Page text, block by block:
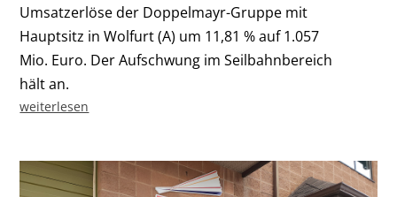
Umsatzerlöse der Doppelmayr-Gruppe mit
Hauptsitz in Wolfurt (A) um 11,81 % auf 1.057
Mio. Euro. Der Aufschwung im Seilbahnbereich
hält an.
weiterlesen